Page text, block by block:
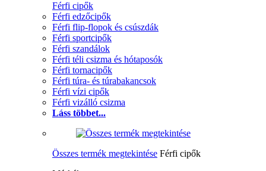
Férfi cipők
Férfi edzőcipők
Férfi flip-flopok és csúszdák
Férfi sportcipők
Férfi szandálok
Férfi téli csizma és hótaposók
Férfi tornacipők
Férfi túra- és túrabakancsok
Férfi vízi cipők
Férfi vizálló csizma
Láss többet...
Összes termék megtekintése Férfi cipők